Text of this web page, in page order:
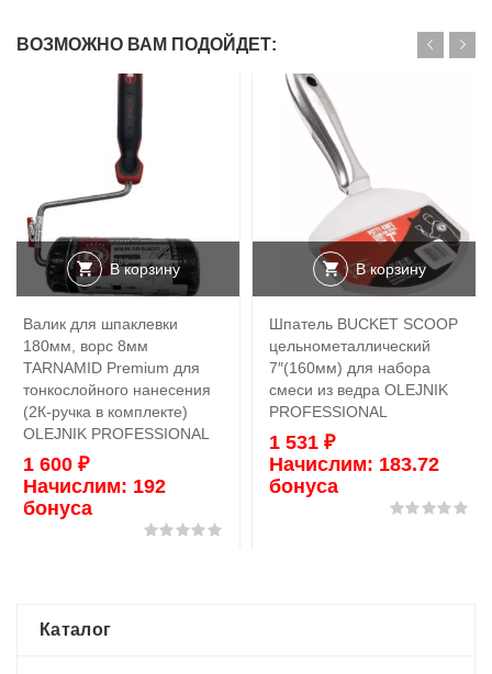
ВОЗМОЖНО ВАМ ПОДОЙДЕТ:
В корзину
Валик для шпаклевки
180мм, ворс 8мм
TARNAMID Premium для
тонкослойного нанесения
(2К-ручка в комплекте)
OLEJNIK PROFESSIONAL
1 600 ₽
Начислим: 192
бонуса
В корзину
Шпатель BUCKET SCOOP
цельнометаллический
7″(160мм) для набора
смеси из ведра OLEJNIK
PROFESSIONAL
1 531 ₽
Начислим: 183.72
бонуса
Каталог